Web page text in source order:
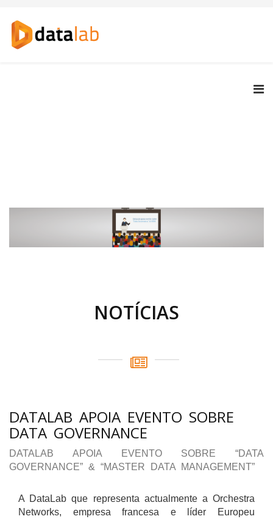
NOTÍCIAS
DATALAB APOIA EVENTO SOBRE
DATA GOVERNANCE
DATALAB APOIA EVENTO SOBRE “DATA
GOVERNANCE” & “MASTER DATA MANAGEMENT”
A DataLab que representa actualmente a Orchestra
Networks, empresa francesa e líder Europeu